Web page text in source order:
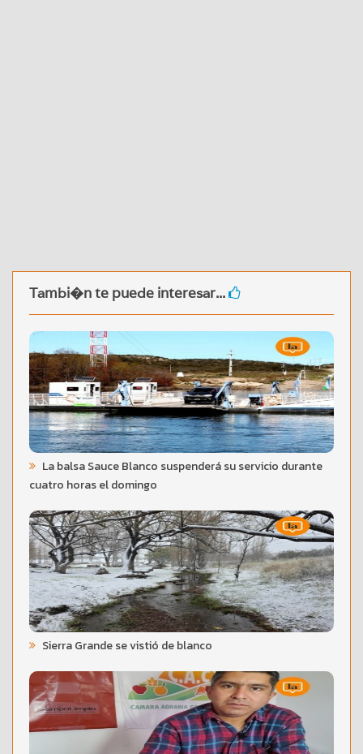
Tambi�n te puede interesar...
La balsa Sauce Blanco suspenderá su servicio durante
cuatro horas el domingo
Sierra Grande se vistió de blanco